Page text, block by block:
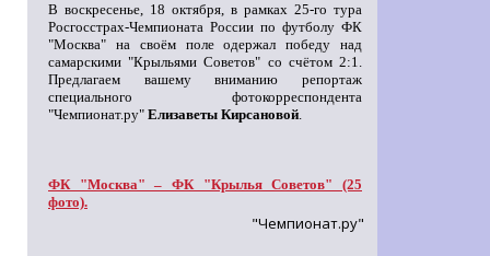
В воскресенье, 18 октября, в рамках 25-го тура
Росгосстрах-Чемпионата России по футболу ФК
"Москва" на своём поле одержал победу над
самарскими "Крыльями Советов" со счётом 2:1.
Предлагаем вашему вниманию репортаж
специального фотокорреспондента
"Чемпионат.ру" Елизаветы Кирсановой.
ФК "Москва" – ФК "Крылья Советов" (25
фото).
"Чемпионат.ру"